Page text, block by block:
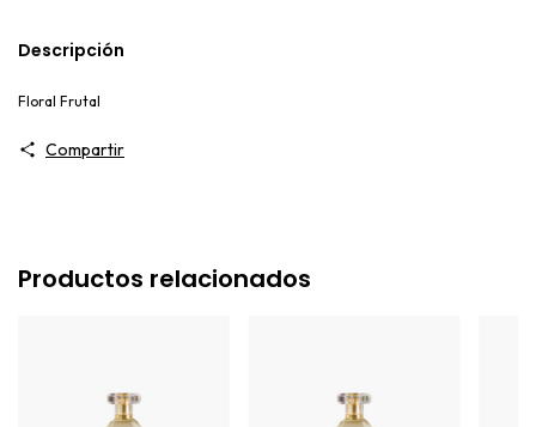
Descripción
Floral Frutal
Compartir
Productos relacionados